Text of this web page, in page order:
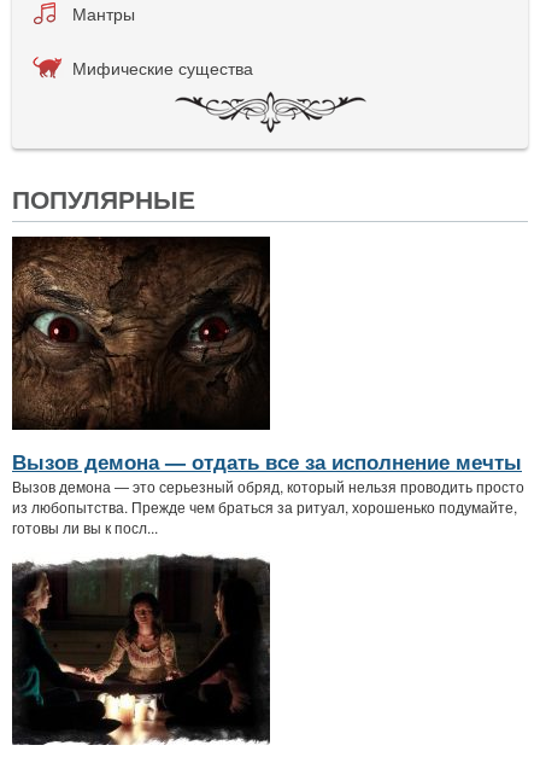
Мантры
Мифические существа
ПОПУЛЯРНЫЕ
Вызов демона — отдать все за исполнение мечты
Вызов демона — это серьезный обряд, который нельзя проводить просто
из любопытства. Прежде чем браться за ритуал, хорошенько подумайте,
готовы ли вы к посл...